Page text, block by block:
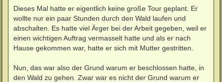
Dieses Mal hatte er eigentlich keine große Tour geplant. Er
wollte nur ein paar Stunden durch den Wald laufen und
abschalten. Es hatte viel Ärger bei der Arbeit gegeben, weil er
einen wichtigen Auftrag vermasselt hatte und als er nach
Hause gekommen war, hatte er sich mit Mutter gestritten.
Nun, das war also der Grund warum er beschlossen hatte, in
den Wald zu gehen. Zwar war es nicht der Grund warum er